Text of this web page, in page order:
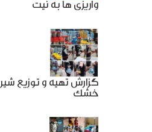
واریزی ها به نیت
گزارش تهیه و توزیع شیر
خشک